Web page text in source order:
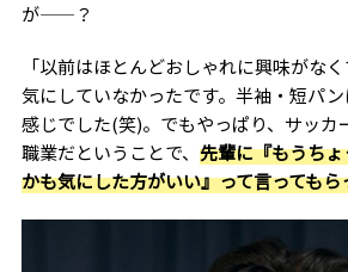
が——？
「以前はほとんどおしゃれに興味がな
気にしていなかったです。半袖・短パ
感じでした(笑)。でもやっぱり、サッカ
職業だということで、 先輩に『もうち
かも気にした方がいい』って言ってもら